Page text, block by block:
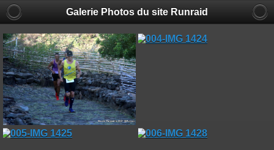
Galerie Photos du site Runraid